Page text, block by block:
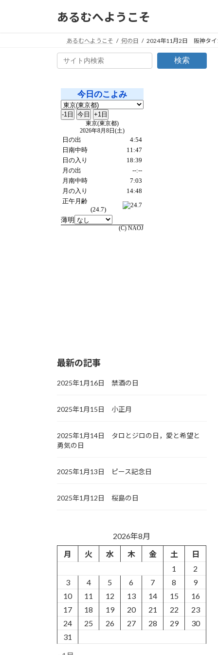
あるむへようこそ
あるむへようこそ 何の日 2024年11月2日 阪神タイ
検索
最新の記事
2025年1月16日 禁酒の日
2025年1月15日 小正月
2025年1月14日 タロとジロの日，愛と希望と
勇気の日
2025年1月13日 ピース記念日
2025年1月12日 桜島の日
2026年8月
月
火 水 木 金 土
日
1
2
3
4 5 6 7 8
9
10
11 12 13 14 15
16
17
18 19 20 21 22
23
24
25 26 27 28 29
30
31